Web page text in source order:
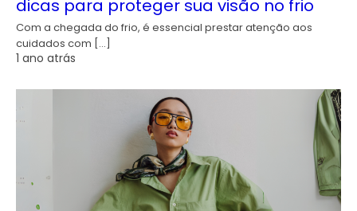
dicas para proteger sua visão no frio
Com a chegada do frio, é essencial prestar atenção aos
cuidados com […]
1 ano atrás